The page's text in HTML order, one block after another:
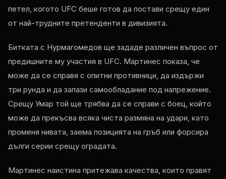
петел, когото UFC беше готов да постави срещу един
от най-трудните претенденти в дивизията.
Битката с Нурмагомедов ще зададе различен въпрос от
предишните му участия в UFC. Мартинес показа, че
може да се справя с опитни противници, да издържи
три рунда и да запази самообладание под напрежение.
Срещу Умар той ще трябва да се справи с боец, който
може да прекъсва всяка чиста размяна на удари, като
променя нивата, заема позицията на гръб или форсира
дълги серии срещу оградата.
Мартинес наистина притежава качества, които правят